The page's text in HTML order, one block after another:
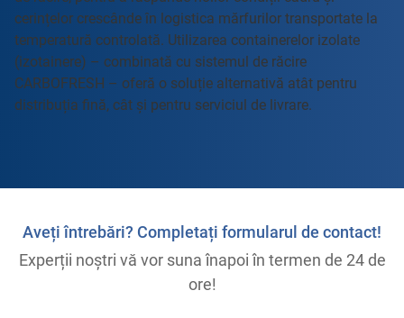
cerințelor crescânde în logistica mărfurilor transportate la
temperatură controlată. Utilizarea containerelor izolate
(izotainere) – combinată cu sistemul de răcire
CARBOFRESH – oferă o soluție alternativă atât pentru
distribuția fină, cât și pentru serviciul de livrare.
Aveți întrebări? Completați formularul de contact!
Experții noștri vă vor suna înapoi în termen de 24 de
ore!